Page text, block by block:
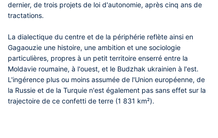
dernier, de trois projets de loi d'autonomie, après cinq ans de
tractations.
La dialectique du centre et de la périphérie reflète ainsi en
Gagaouzie une histoire, une ambition et une sociologie
particulières, propres à un petit territoire enserré entre la
Moldavie roumaine, à l'ouest, et le Budzhak ukrainien à l'est.
L'ingérence plus ou moins assumée de l'Union européenne, de
la Russie et de la Turquie n'est également pas sans effet sur la
trajectoire de ce confetti de terre (1 831 km²).